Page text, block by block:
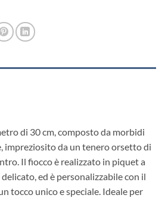
di 30 cm, composto da morbidi
impreziosito da un tenero orsetto di
Il fiocco è realizzato in piquet a
ed è personalizzabile con il
tocco unico e speciale. Ideale per